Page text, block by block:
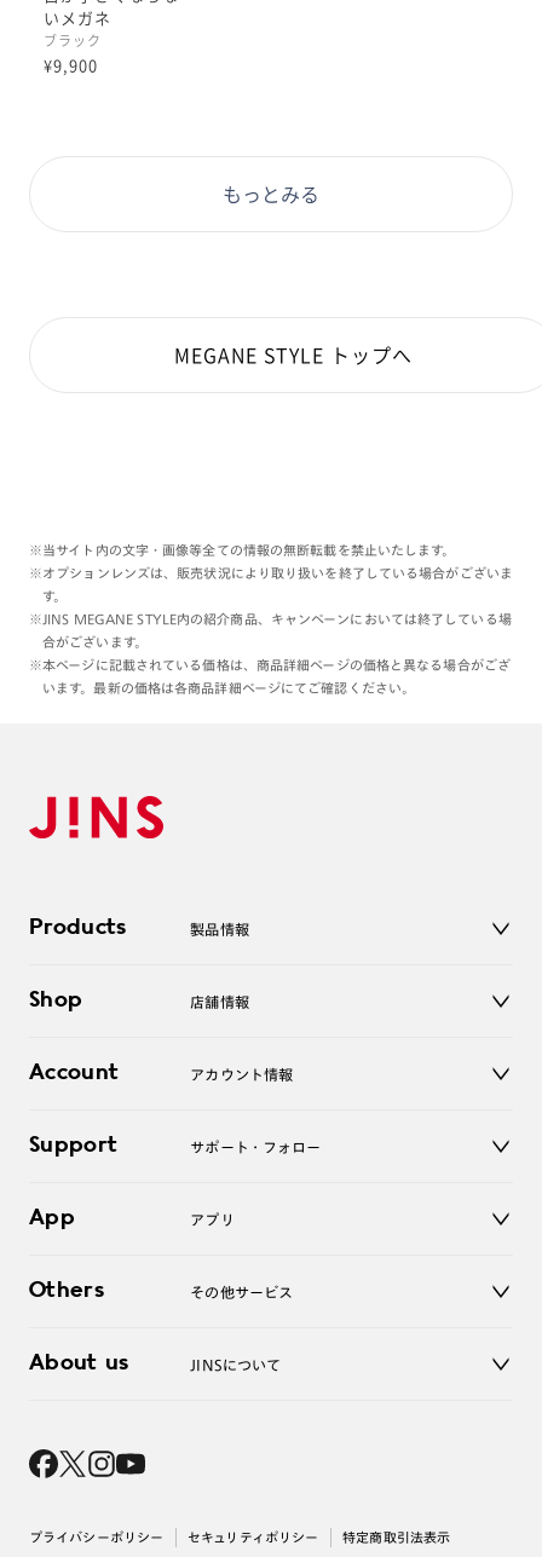
いメガネ
ブラック
¥9,900
もっとみる
MEGANE STYLE トップへ
※当サイト内の文字・画像等全ての情報の無断転載を禁止いたします。
※オプションレンズは、販売状況により取り扱いを終了している場合がございま
す。
※JINS MEGANE STYLE内の紹介商品、キャンペーンにおいては終了している場
合がございます。
※本ページに記載されている価格は、商品詳細ページの価格と異なる場合がござ
います。最新の価格は各商品詳細ページにてご確認ください。
Products 製品情報
サングラス
コンタクトレンズ
アクセサリー
Shop 店舗情報
オンラインショップ
Account アカウント情報
ログアウト
Support サポート・フォロー
よくあるご質問
お問い合わせ
App アプリ
Others その他サービス
レンズ交換
About us JINSについて
採用情報
出店について
プライバシーポリシー セキュリティポリシー 特定商取引法表示